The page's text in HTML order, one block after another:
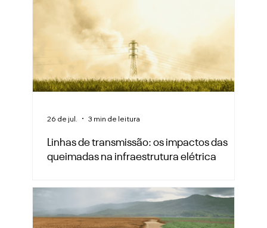
Linhas de transmissão: os impactos das
queimadas na infraestrutura elétrica
26 de jul. 3 min de leitura